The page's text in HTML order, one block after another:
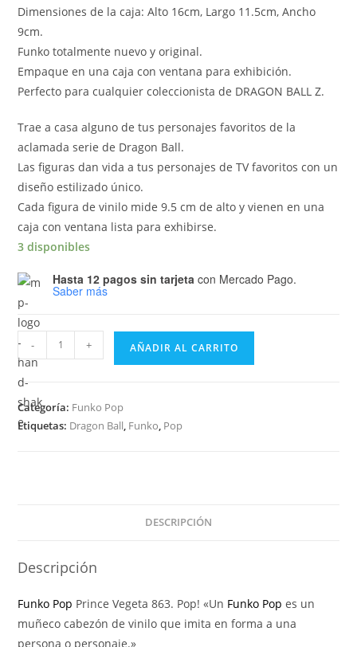
Dimensiones de la caja: Alto 16cm, Largo 11.5cm, Ancho
9cm.
Funko totalmente nuevo y original.
Empaque en una caja con ventana para exhibición.
Perfecto para cualquier coleccionista de DRAGON BALL Z.
Trae a casa alguno de tus personajes favoritos de la
aclamada serie de Dragon Ball.
Las figuras dan vida a tus personajes de TV favoritos con un
diseño estilizado único.
Cada figura de vinilo mide 9.5 cm de alto y vienen en una
caja con ventana lista para exhibirse.
3 disponibles
Hasta 12 pagos sin tarjeta con Mercado Pago.
Saber más
Pop
Dragon
Ball
Z
- + AÑADIR AL CARRITO
Categoría: Funko Pop
Etiquetas: Dragon Ball Funko Pop
DESCRIPCIÓN
Descripción
Funko Pop Prince Vegeta 863. Pop! «Un Funko Pop es un
muñeco cabezón de vinilo que imita en forma a una
persona o personaje.»